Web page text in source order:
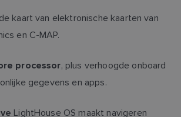
kaart van elektronische kaarten van
en C-MAP.
processor, plus verhoogde onboard
gegevens en apps.
LightHouse OS maakt navigeren